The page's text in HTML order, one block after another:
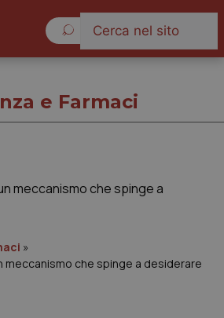
e Farmaci
»
meccanismo che spinge a desiderare